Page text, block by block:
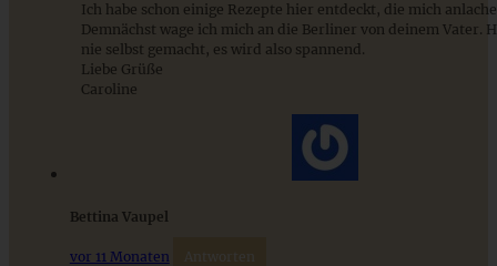
Cremige Salsiccia-Carbonara – ganz fix auf dem Tisch!
ZUM BEITRAG
Ich habe schon einige Rezepte hier entdeckt, die mich
Demnächst wage ich mich an die Berliner von deinem Vater.
nie selbst gemacht, es wird also spannend.
Liebe Grüße
Caroline
Bettina Vaupel
vor 11 Monaten Antworten